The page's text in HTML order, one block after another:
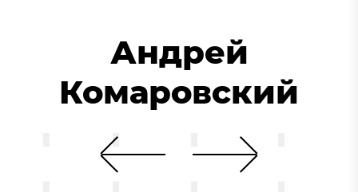
Андрей
Комаровский